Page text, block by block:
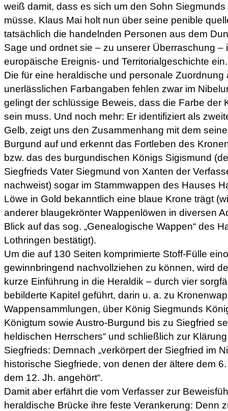
weiß damit, dass es sich um den Sohn
müsse. Klaus Mai holt nun über seine penible
tatsächlich die handelnden Personen aus dem
Sage und ordnet sie – zu unserer Überraschung –
europäische Ereignis- und Territorialgeschichte ein.
Die für eine heraldische und personale Zuordnung
unerlässlichen Farbangaben fehlen zwar im
gelingt der schlüssige Beweis, dass die Farbe der
sein muss. Und noch mehr: Er identifiziert als
Gelb, zeigt uns den Zusammenhang mit dem
Burgund auf und erkennt das Fortleben des
bzw. das des burgundischen Königs Sigismund
Siegfrieds Vater Siegmund von Xanten der
nachweist) sogar im Stammwappen des Hauses
Löwe in Gold bekanntlich eine blaue Krone trägt
anderer blaugekrönter Wappenlöwen in diversen
Blick auf das sog. „Genealogische Wappen“ des
Lothringen bestätigt).
Um die auf 130 Seiten komprimierte Stoff-Fülle
gewinnbringend nachvollziehen zu können, wird
kurze Einführung in die Heraldik – durch vier
bebilderte Kapitel geführt, darin u. a. zu
Wappensammlungen, über König Siegmunds
Königtum sowie Austro-Burgund bis zu Siegfried
heldischen Herrschers“ und schließlich zur
Siegfrieds: Demnach „verkörpert der Siegfried im
historische Siegfriede, von denen der ältere dem
dem 12. Jh. angehört“.
Damit aber erfährt die vom Verfasser zur
heraldische Brücke ihre feste Verankerung: Denn